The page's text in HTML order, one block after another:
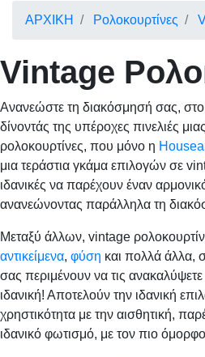
ΑΡΧΙΚΗ Ρολοκουρτίνες
Vintage
Ανανεώστε τη διακόσμησή σας, στο
δίνοντάς της υπέροχες πινελιές
ρολοκουρτίνες, που μόνο η
μια τεράστια γκάμα επιλογών σε
ιδανικές να παρέχουν έναν
ανανεώνοντας παράλληλα τη
Μεταξύ άλλων, vintage
αντικείμενα, φύση και πολλά άλλα,
σας περιμένουν να τις
ιδανική! Αποτελούν την ιδανική
χρηστικότητα με την αισθητική,
ιδανικό φωτισμό, με τον πιο